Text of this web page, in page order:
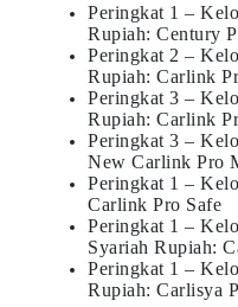
Peringkat 1 –
Rupiah: Century
Peringkat 2 –
Rupiah: Carlink
Peringkat 3 –
Rupiah: Carlink
Peringkat 3 –
New Carlink Pro
Peringkat 1 –
Carlink Pro Safe
Peringkat 1 –
Syariah Rupiah:
Peringkat 1 –
Rupiah: Carlisya